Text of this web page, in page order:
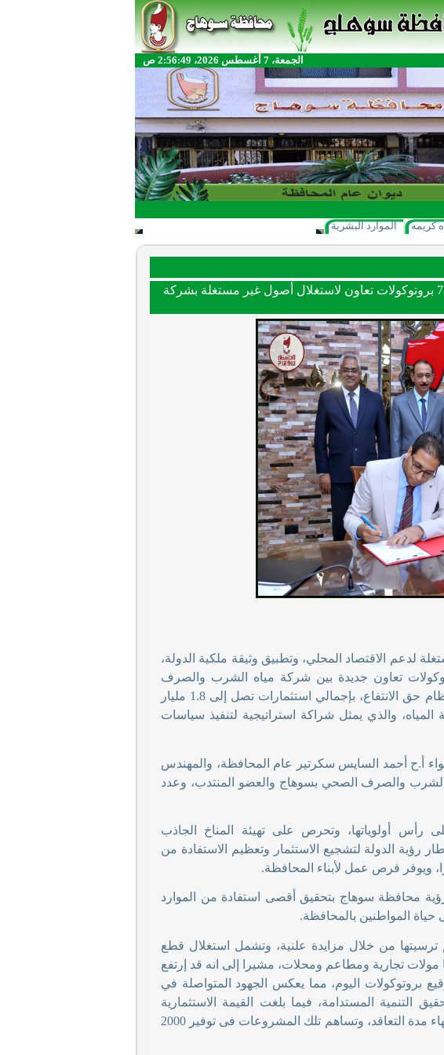
الجمعة، 7 أغسطس 2026، 2:56:49 ص
كريمه الموارد البشرية
* آفاق جديدة للتنمية والاستثمار بسوهاج ..المحافظ يشهد توقيع 7 بروتوكولات تعاون لاستغلال أصول غير مستغلة بشركة
لدعم الاقتصاد المحلي، وتطبيق وثيقة ملكية الدولة،
طارق راشد محافظ سوهاج، اليوم، توقيع 7 بروتوكولات تعاون جديدة بين شركة مياه الشرب والصرف
الصحي وعدد من المستثمرين، لاستغلال 7 مواقع استثمارية بنظام حق الانتفاع، بإجمالي استثمارات تصل إلى 1.8 مليار
والذي يمثل شراكة استراتيجية لتنفيذ سياسات
أ.ح أحمد السايس سكرتير عام المحافظة، والمهندس
والصرف الصحي بسوهاج والعضو المنتدب، وعدد
أولوياتها، وتحرص على تهيئة المناخ الجاذب
رؤية الدولة لتشجيع الاستثمار وتعظيم الاستفادة من
ويوفر فرص عمل لأبناء المحافظة.
محافظة سوهاج بتحقيق أقصى استفادة من الموارد
حياة المواطنين بالمحافظة.
من خلال مزايدة علنية، وتشمل استغلال قطع
مولات تجارية ومطاعم ومحلات، مشيرا إلى انه قد إرتفع
بالشركة إلى 29 مشروعًا بعد توقيع بروتوكولات اليوم، مما يعكس الجهود المتواصلة في
التنمية المستدامة، فيما بلغت القيمة الاستثمارية
للسبعة مشروعات 1.8 مليار جنيه، تأول ملكيتها للشركة بعد انتهاء مدة التعاقد، وتساهم تلك المشروعات فى توفير 2000